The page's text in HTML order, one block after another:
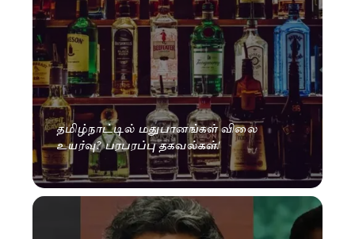
தமிழ்நாட்டில் மதுபானங்கள் விலை
உயர்வு? பரபரப்பு தகவல்கள்!